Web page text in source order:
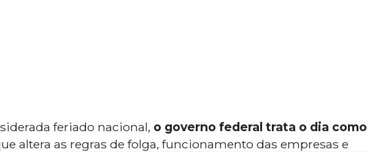
feriado nacional, o governo federal trata o dia como
altera as regras de folga, funcionamento das empresas e